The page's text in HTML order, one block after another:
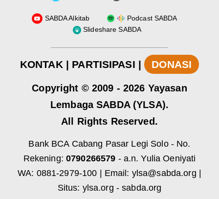
SABDA Alkitab
Podcast SABDA
Slideshare SABDA
KONTAK | PARTISIPASI | DONASI
Copyright © 2009 - 2026 Yayasan
Lembaga SABDA (YLSA).
All Rights Reserved.
Bank BCA Cabang Pasar Legi Solo - No.
Rekening: 0790266579 - a.n. Yulia Oeniyati
WA: 0881-2979-100 | Email: ylsa@sabda.org |
Situs: ylsa.org -sabda.org